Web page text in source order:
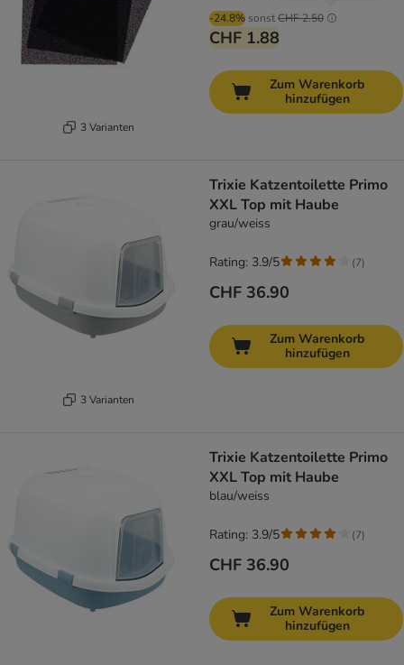
3 Varianten
-24.8% sonstCHF 2.50
CHF 1.88
Zum Warenkorb
hinzufügen
3 Varianten
Trixie Katzentoilette Primo
XXL Top mit Haube
grau/weiss
CHF 36.90
Rating: 3.9/5 (7)
Zum Warenkorb
hinzufügen
Trixie Katzentoilette Primo
XXL Top mit Haube
blau/weiss
CHF 36.90
Rating: 3.9/5 (7)
Zum Warenkorb
hinzufügen